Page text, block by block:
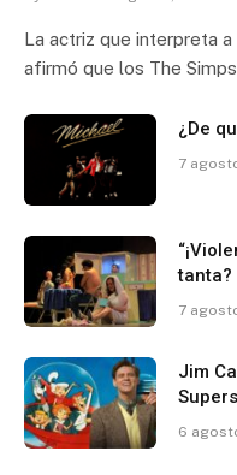
La actriz que interpreta a
afirmó que los The
¿De
7
tanta?
7
Jim
6